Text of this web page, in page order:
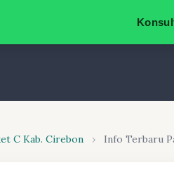
C Kab. Cirebon › Info Terbaru